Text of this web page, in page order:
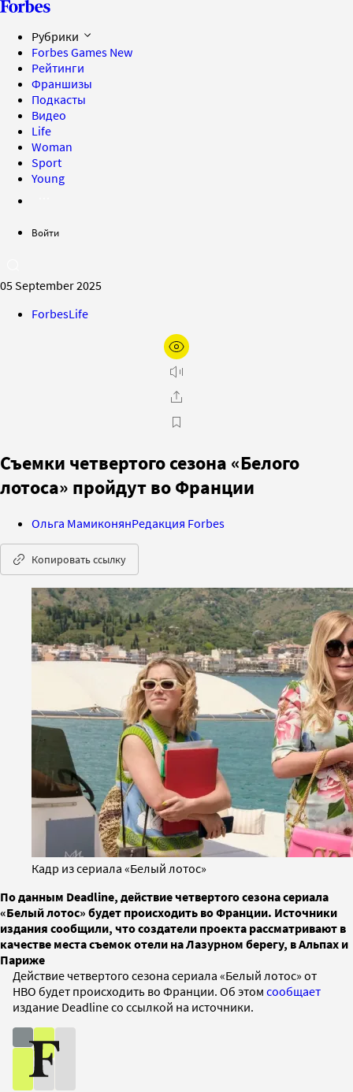
Рубрики
Forbes Games New
Рейтинги
Франшизы
Подкасты
Видео
Life
Woman
Sport
Young
Войти
05 September 2025
ForbesLife
Съемки четвертого сезона «Белого
лотоса» пройдут во Франции
Ольга МамиконянРедакция Forbes
Копировать ссылку
Кадр из сериала «Белый лотос»
По данным Deadline, действие четвертого сезона сериала
«Белый лотос» будет происходить во Франции. Источники
издания сообщили, что создатели проекта рассматривают в
качестве места съемок отели на Лазурном берегу, в Альпах и
Париже
Действие четвертого сезона сериала «Белый лотос» от
HBO будет происходить во Франции. Об этом сообщает
издание Deadline со ссылкой на источники.